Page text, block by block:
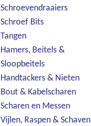
Schroevendraaiers
Schroef Bits
Tangen
Hamers, Beitels &
Sloopbeitels
Handtackers & Nieten
Bout & Kabelscharen
Scharen en Messen
Vijlen, Raspen & Schaven